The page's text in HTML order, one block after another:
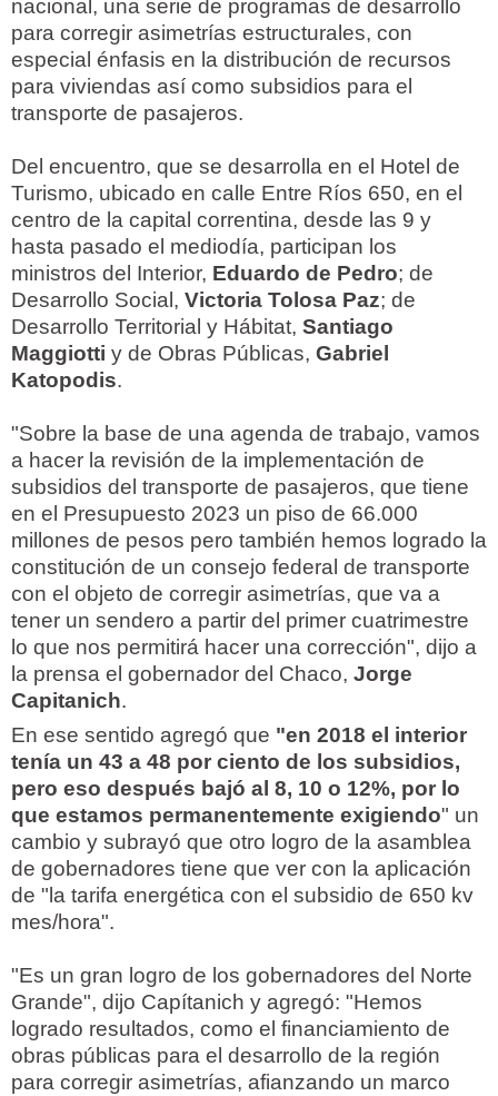
nacional, una serie de programas de desarrollo
para corregir asimetrías estructurales, con
especial énfasis en la distribución de recursos
para viviendas así como subsidios para el
transporte de pasajeros.
Del encuentro, que se desarrolla en el Hotel de
Turismo, ubicado en calle Entre Ríos 650, en el
centro de la capital correntina, desde las 9 y
hasta pasado el mediodía, participan los
ministros del Interior, Eduardo de Pedro; de
Desarrollo Social, Victoria Tolosa Paz; de
Desarrollo Territorial y Hábitat, Santiago
Maggiotti y de Obras Públicas, Gabriel
Katopodis.
"Sobre la base de una agenda de trabajo, vamos
a hacer la revisión de la implementación de
subsidios del transporte de pasajeros, que tiene
en el Presupuesto 2023 un piso de 66.000
millones de pesos pero también hemos logrado la
constitución de un consejo federal de transporte
con el objeto de corregir asimetrías, que va a
tener un sendero a partir del primer cuatrimestre
lo que nos permitirá hacer una corrección", dijo a
la prensa el gobernador del Chaco, Jorge
Capitanich.
En ese sentido agregó que "en 2018 el interior
tenía un 43 a 48 por ciento de los subsidios,
pero eso después bajó al 8, 10 o 12%, por lo
que estamos permanentemente exigiendo" un
cambio y subrayó que otro logro de la asamblea
de gobernadores tiene que ver con la aplicación
de "la tarifa energética con el subsidio de 650 kv
mes/hora".
"Es un gran logro de los gobernadores del Norte
Grande", dijo Capítanich y agregó: "Hemos
logrado resultados, como el financiamiento de
obras públicas para el desarrollo de la región
para corregir asimetrías, afianzando un marco